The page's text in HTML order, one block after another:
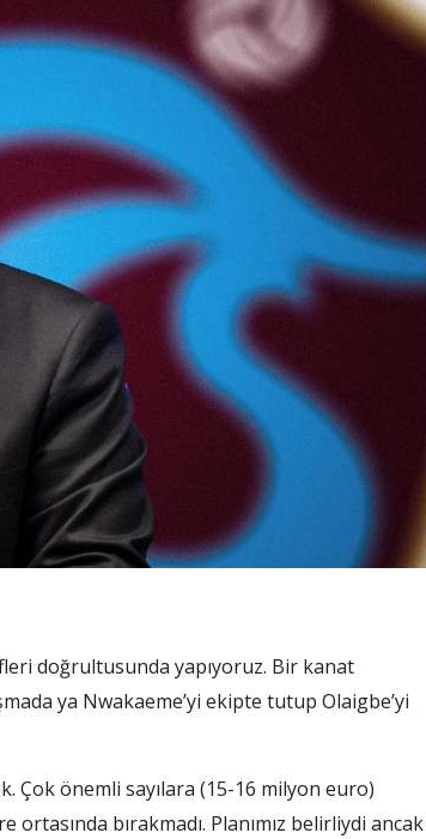
doğrultusunda yapıyoruz. Bir kanat
ya Nwakaeme’yi ekipte tutup Olaigbe’yi
Çok önemli sayılara (15-16 milyon euro)
ortasında bırakmadı. Planımız belirliydi ancak